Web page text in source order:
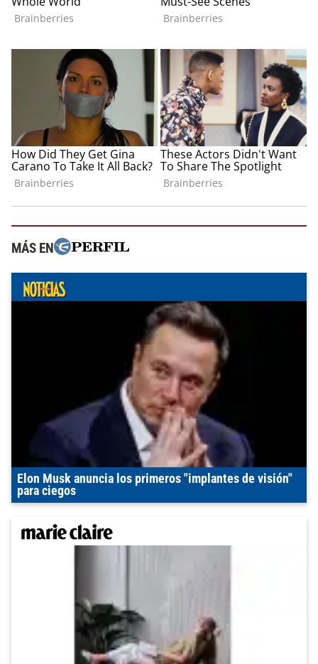
MÁS EN
Elon Musk anuncia los primeros "implantes de visión"
para ciegos